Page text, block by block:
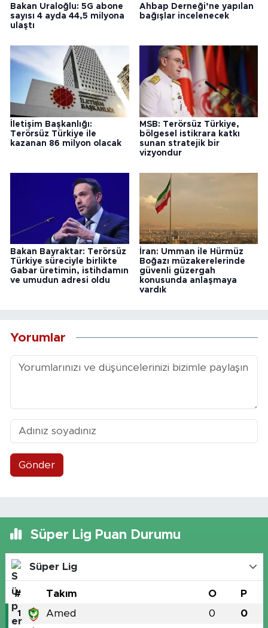
Bakan Uraloğlu: 5G abone
sayısı 4 ayda 44,5 milyona
ulaştı
Ahbap Derneği’ne yapılan
bağışlar incelenecek
İletişim Başkanlığı:
Terörsüz Türkiye ile
kazanan 86 milyon olacak
MSB: Terörsüz Türkiye,
bölgesel istikrara katkı
sunan stratejik bir
vizyondur
Bakan Bayraktar: Terörsüz
Türkiye süreciyle birlikte
Gabar üretimin, istihdamın
ve umudun adresi oldu
İran: Umman ile Hürmüz
Boğazı müzakerelerinde
güvenli güzergah
konusunda anlaşmaya
vardık
Yorumlar
Gönder
Süper Lig Puan Durumu
Süper Lig
# Takım O P
1 Amed 0 0